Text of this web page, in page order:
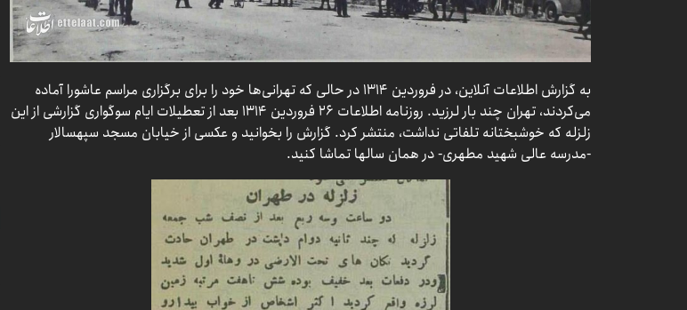
به گزارش اطلاعات آنلاین، در فروردین ۱۳۱۴ در حالی که تهرانی‌ها خود را برای برگزاری مراسم عاشورا آماده
می‌کردند، تهران چند بار لرزید. روزنامه اطلاعات ۲۶ فروردین ۱۳۱۴ بعد از تعطیلات ایام سوگواری گزارشی از این
زلزله که خوشبختانه تلفاتی نداشت، منتشر کرد. گزارش را بخوانید و عکسی از خیابان مسجد سپهسالار
-مدرسه عالی شهید مطهری- در همان سالها تماشا کنید.